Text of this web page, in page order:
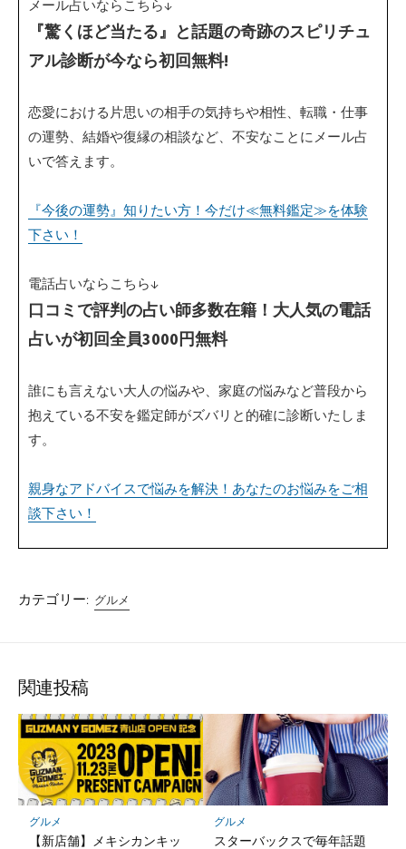
メール占いならこちら↓
『驚くほど当たる』と話題の奇跡のスピリチュ
アル診断が今なら初回無料!
恋愛における片思いの相手の気持ちや相性、転職・仕事
の運勢、結婚や復縁の相談など、不安なことにメール占
いで答えます。
『今後の運勢』知りたい方！今だけ≪無料鑑定≫を体験
下さい！
電話占いならこちら↓
口コミで評判の占い師多数在籍！大人気の電話
占いが初回全員3000円無料
誰にも言えない大人の悩みや、家庭の悩みなど普段から
抱えている不安を鑑定師がズバリと的確に診断いたしま
す。
親身なアドバイスで悩みを解決！あなたのお悩みをご相
談下さい！
カテゴリー: グルメ
関連投稿
グルメ
【新店舗】メキシカンキッ
グルメ
スターバックスで毎年話題